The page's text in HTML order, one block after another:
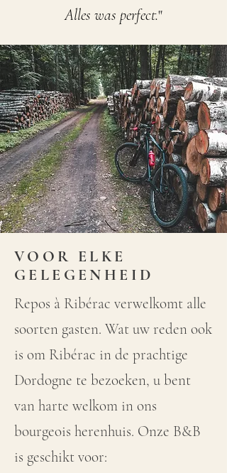
Alles was perfect."
VOOR ELKE
GELEGENHEID
Repos à Ribérac verwelkomt alle
soorten gasten. Wat uw reden ook
is om Ribérac in de prachtige
Dordogne te bezoeken, u bent
van harte welkom in ons
bourgeois herenhuis. Onze B&B
is geschikt voor: